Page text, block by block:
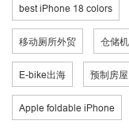
best iPhone 18 colors
移动厕所外贸 仓储
E-bike出海 预制房屋
Apple foldable iPhone